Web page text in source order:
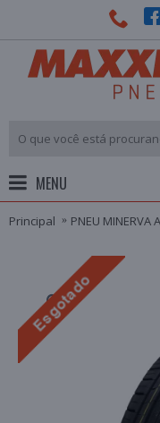
MENU
Principal PNEU MINERVA